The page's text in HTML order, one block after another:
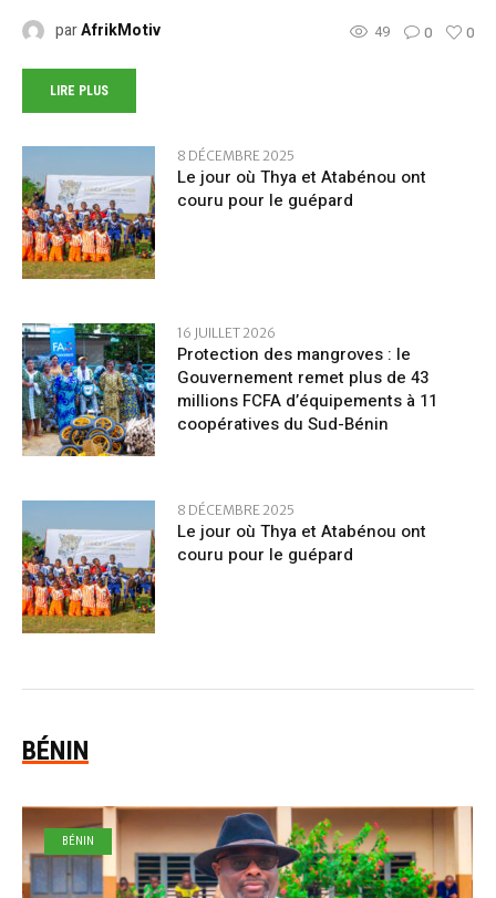
parAfrikMotiv 49 0 0
LIRE PLUS
8 DÉCEMBRE 2025
Le jour où Thya et Atabénou ont
couru pour le guépard
16 JUILLET 2026
Protection des mangroves : le
Gouvernement remet plus de 43
millions FCFA d’équipements à 11
coopératives du Sud-Bénin
8 DÉCEMBRE 2025
Le jour où Thya et Atabénou ont
couru pour le guépard
BÉNIN
BÉNIN